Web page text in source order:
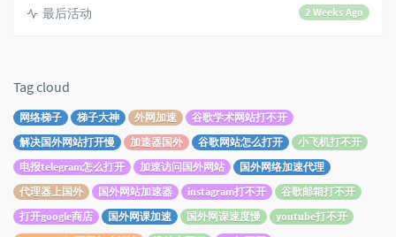
2 Weeks Ago
最后活动
Tag cloud
网络梯子 梯子大神 外网加速
谷歌学术网站打不开
解决国外网站打开慢
加速器国外 谷歌网站怎么打开
小飞机打不开
电报telegram怎么打开
加速访问国外网站
国外网络加速代理
代理器上国外
国外网站加速器 instagram打不开
谷歌邮箱打不开
打开google商店
国外网课加速 国外网课速度慢
youtube打不开